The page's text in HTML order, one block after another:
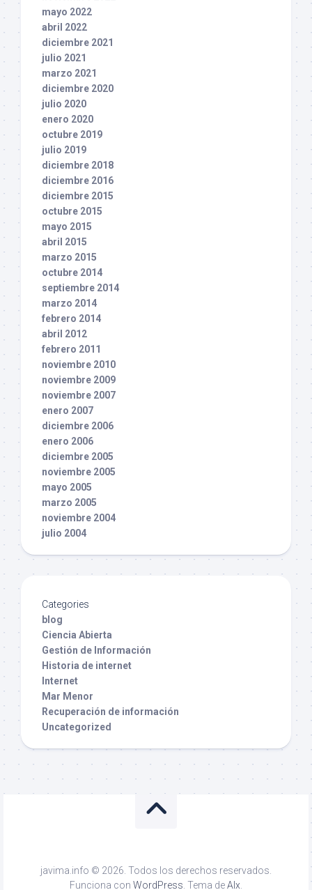
mayo 2022
abril 2022
diciembre 2021
julio 2021
marzo 2021
diciembre 2020
julio 2020
enero 2020
octubre 2019
julio 2019
diciembre 2018
diciembre 2016
diciembre 2015
octubre 2015
mayo 2015
abril 2015
marzo 2015
octubre 2014
septiembre 2014
marzo 2014
febrero 2014
abril 2012
febrero 2011
noviembre 2010
noviembre 2009
noviembre 2007
enero 2007
diciembre 2006
enero 2006
diciembre 2005
noviembre 2005
mayo 2005
marzo 2005
noviembre 2004
julio 2004
Categories
blog
Ciencia Abierta
Gestión de Información
Historia de internet
Internet
Mar Menor
Recuperación de información
Uncategorized
javima.info © 2026. Todos los derechos reservados.
Funciona con WordPress . Tema deAlx